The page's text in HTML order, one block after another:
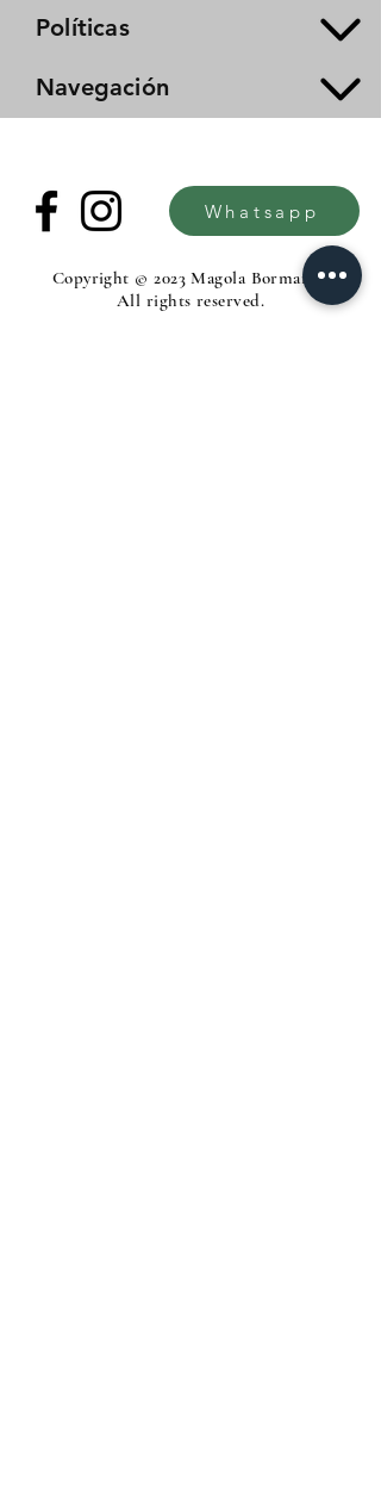
Políticas
Navegación
Whatsapp
Copyright © 2023 Magola Borman®.
All rights reserved.